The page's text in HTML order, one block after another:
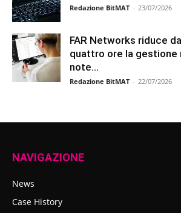
Redazione BitMAT - 23/07/2026
FAR Networks riduce
quattro ore la gestione
note...
Redazione BitMAT - 22/07/2026
NAVIGAZIONE
News
Case History